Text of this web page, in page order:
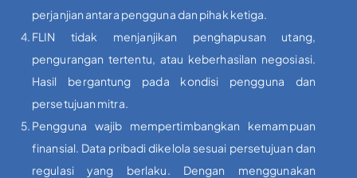
perjanjian antara pengguna dan pihak ketiga.
FLIN tidak menjanjikan penghapusan utang,
pengurangan tertentu, atau keberhasilan negosiasi.
Hasil bergantung pada kondisi pengguna dan
persetujuan mitra.
Pengguna wajib mempertimbangkan kemampuan
finansial. Data pribadi dikelola sesuai persetujuan dan
regulasi yang berlaku. Dengan menggunakan